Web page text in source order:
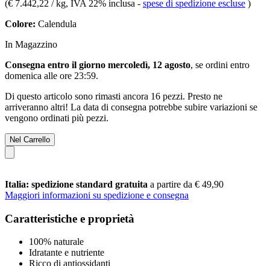
(€ 7.442,22 / kg, IVA 22% inclusa - spese di spedizione escluse )
Colore: Calendula
In Magazzino
Consegna entro il giorno mercoledì, 12 agosto, se ordini entro
domenica alle ore 23:59.
Di questo articolo sono rimasti ancora 16 pezzi. Presto ne
arriveranno altri! La data di consegna potrebbe subire variazioni se
vengono ordinati più pezzi.
Nel Carrello
Italia: spedizione standard gratuita a partire da € 49,90
Maggiori informazioni su spedizione e consegna
Caratteristiche e proprietà
100% naturale
Idratante e nutriente
Ricco di antiossidanti